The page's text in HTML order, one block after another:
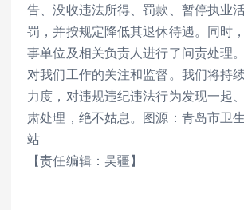
告、没收违法所得、罚款、暂停执业
罚，并按规定降低其退休待遇。同时
事单位及相关负责人进行了问责处理
对我们工作的关注和监督。我们将持
力度，对违规违纪违法行为发现一起
肃处理，绝不姑息。图源：青岛市卫
站
【责任编辑：吴疆】